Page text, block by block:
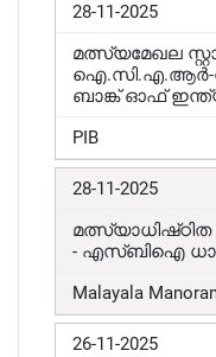
28-11-2025
മത്സ്യമേഖല
ഐ.സി.എ.ആർ-
ബാങ്ക് ഓഫ്
PIB
28-11-2025
മത്സ്യാധിഷ്‌ഠിത
- എസ്ബിഐ
Malayala
26-11-2025